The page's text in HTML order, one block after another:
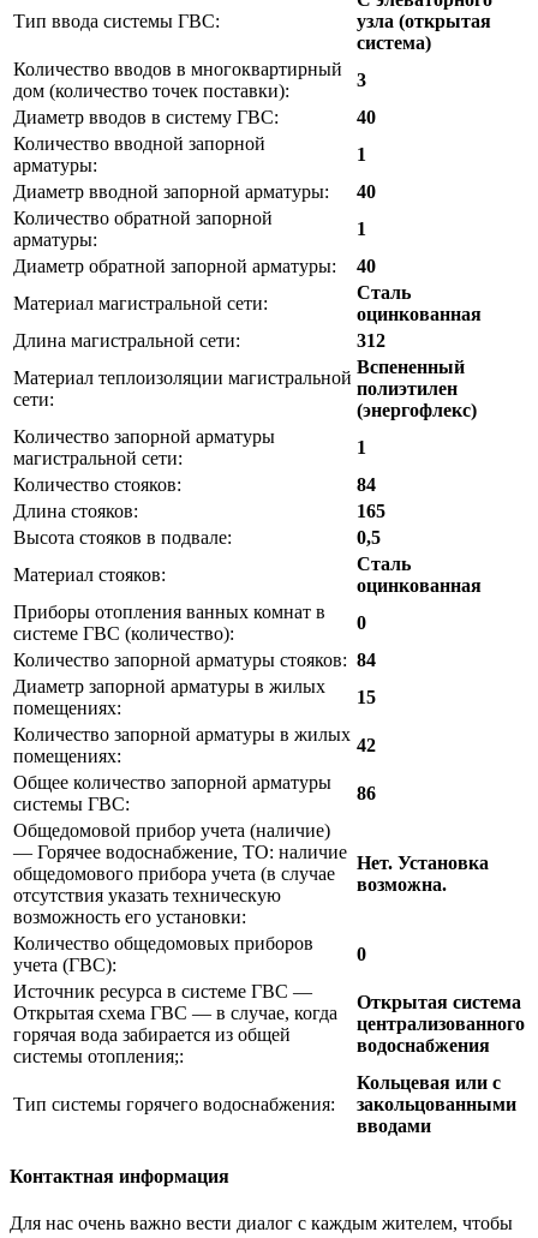
Тип ввода системы ГВС:
узла (открытая
система)
Количество вводов в многоквартирный
дом (количество точек поставки):
3
Диаметр вводов в систему ГВС:
40
Количество вводной запорной
арматуры:
1
Диаметр вводной запорной арматуры:
40
Количество обратной запорной
арматуры:
1
Диаметр обратной запорной арматуры:
40
Материал магистральной сети:
Сталь
оцинкованная
Длина магистральной сети:
312
Материал теплоизоляции магистральной
сети:
Вспененный
полиэтилен
(энергофлекс)
Количество запорной арматуры
магистральной сети:
1
Количество стояков:
84
Длина стояков:
165
Высота стояков в подвале:
0,5
Материал стояков:
Сталь
оцинкованная
Приборы отопления ванных комнат в
системе ГВС (количество):
0
Количество запорной арматуры стояков: 84
Диаметр запорной арматуры в жилых
помещениях:
15
Количество запорной арматуры в жилых
помещениях:
42
Общее количество запорной арматуры
системы ГВС:
86
Общедомовой прибор учета (наличие)
— Горячее водоснабжение, ТО: наличие
общедомового прибора учета (в случае
отсутствия указать техническую
возможность его установки:
Нет. Установка
возможна.
Количество общедомовых приборов
учета (ГВС):
0
Источник ресурса в системе ГВС —
Открытая схема ГВС — в случае, когда
горячая вода забирается из общей
системы отопления;:
Открытая система
централизованного
водоснабжения
Тип системы горячего водоснабжения:
Кольцевая или с
закольцованными
вводами
Контактная информация
Для нас очень важно вести диалог с каждым жителем, чтобы